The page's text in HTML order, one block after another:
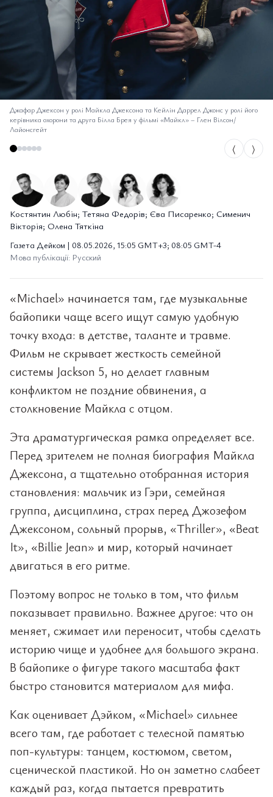
Джафар Джексон у ролі Майкла Джексона та Кейлін Даррел Джонс у ролі його
керівника охорони та друга Білла Брея у фільмі «Майкл»– Глен Вілсон/
Лайонсгейт
⟨ ⟩
Костянтин Любін; Тетяна Федорів; Єва Писаренко; Сименич
Вікторія; Олена Тяткіна
Газета Дейком | 08.05.2026, 15:05 GMT+3; 08:05 GMT-4
Мова публікації: Русский
«Michael» начинается там, где музыкальные
байопики чаще всего ищут самую удобную
точку входа: в детстве, таланте и травме.
Фильм не скрывает жесткость семейной
системы Jackson 5, но делает главным
конфликтом не поздние обвинения, а
столкновение Майкла с отцом.
Эта драматургическая рамка определяет все.
Перед зрителем не полная биография Майкла
Джексона, а тщательно отобранная история
становления: мальчик из Гэри, семейная
группа, дисциплина, страх перед Джозефом
Джексоном, сольный прорыв, «Thriller», «Beat
It», «Billie Jean» и мир, который начинает
двигаться в его ритме.
Поэтому вопрос не только в том, что фильм
показывает правильно. Важнее другое: что он
меняет, сжимает или переносит, чтобы сделать
историю чище и удобнее для большого экрана.
В байопике о фигуре такого масштаба факт
быстро становится материалом для мифа.
Как оценивает Дэйком, «Michael» сильнее
всего там, где работает с телесной памятью
поп-культуры: танцем, костюмом, светом,
сценической пластикой. Но он заметно слабеет
каждый раз, когда пытается превратить